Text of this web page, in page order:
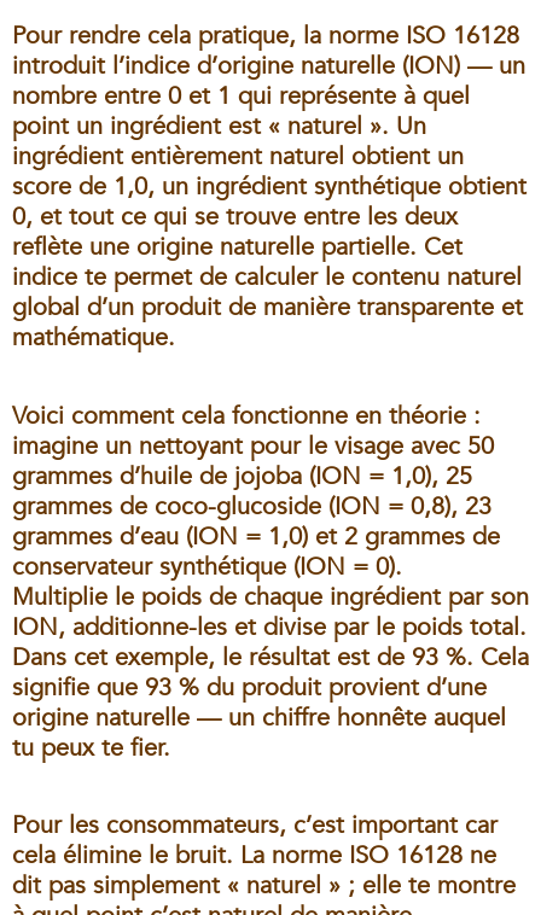
Pour rendre cela pratique, la norme ISO 16128
introduit l’indice d’origine naturelle (ION) — un
nombre entre 0 et 1 qui représente à quel
point un ingrédient est « naturel ». Un
ingrédient entièrement naturel obtient un
score de 1,0, un ingrédient synthétique obtient
0, et tout ce qui se trouve entre les deux
reflète une origine naturelle partielle. Cet
indice te permet de calculer le contenu naturel
global d’un produit de manière transparente et
mathématique.
Voici comment cela fonctionne en théorie :
imagine un nettoyant pour le visage avec 50
grammes d’huile de jojoba (ION = 1,0), 25
grammes de coco-glucoside (ION = 0,8), 23
grammes d’eau (ION = 1,0) et 2 grammes de
conservateur synthétique (ION = 0).
Multiplie le poids de chaque ingrédient par son
ION, additionne-les et divise par le poids total.
Dans cet exemple, le résultat est de 93 %. Cela
signifie que 93 % du produit provient d’une
origine naturelle — un chiffre honnête auquel
tu peux te fier.
Pour les consommateurs, c’est important car
cela élimine le bruit. La norme ISO 16128 ne
dit pas simplement « naturel » ; elle te montre